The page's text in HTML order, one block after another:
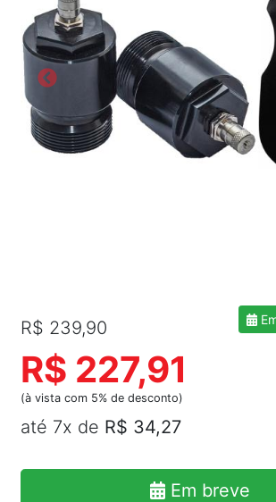
R$ 239,90
R$ 227,91
(à vista com 5% de desconto)
até 7x de R$ 34,27
Em breve